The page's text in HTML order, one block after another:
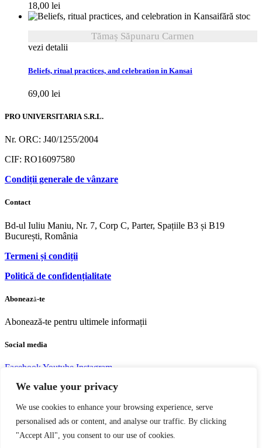
We value your privacy
We use cookies to enhance your browsing experience, serve
personalised ads or content, and analyse our traffic. By clicking
"Accept All", you consent to our use of cookies.
18,00 lei
fără stoc
Tămaș Săpunaru Carmen
vezi detalii
Beliefs, ritual practices, and celebration in Kansai
69,00 lei
PRO UNIVERSITARIA S.R.L.
Nr. ORC: J40/1255/2004
CIF: RO16097580
Condiții generale de vânzare
Contact
Bd-ul Iuliu Maniu, Nr. 7, Corp C, Parter, Spațiile B3 și B19
București, România
Termeni și condiții
Politică de confidențialitate
Abonează-te
Abonează-te pentru ultimele informații
Social media
FacebookYoutube Instagram
Copyright © 2004 – 2023 Editura acreditată CNCS | CNATDCU
Pro Universitaria. Toate drepturile rezervate.Termeni si Condiţii